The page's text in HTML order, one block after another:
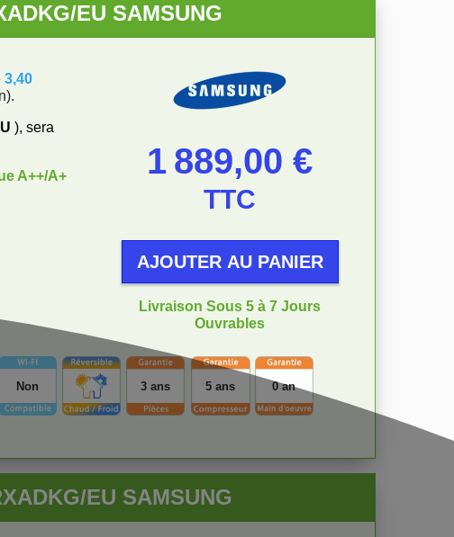
EU SAMSUNG
3,40
), sera
A++/A+
1 889,00 €
TTC
AJOUTER AU PANIER
Livraison Sous 5 à 7 Jours
Ouvrables
3 ans 5 ans 0 an
Non
EU SAMSUNG